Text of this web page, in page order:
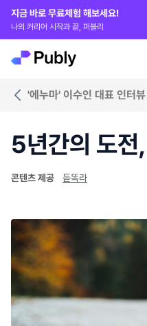
지금 바로 무료체험 해보세요!
나의 커리어 시작과 끝, 퍼블리
'에누마' 이수인 대표 인터
5년간의 도전
콘텐츠 제공 듣똑라